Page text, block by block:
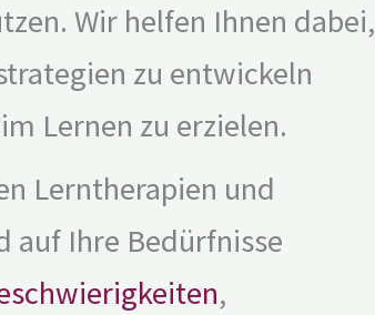
Wir helfen Ihnen dabei,
zu entwickeln
Lernen zu erzielen.
Lerntherapien und
auf Ihre Bedürfnisse
,